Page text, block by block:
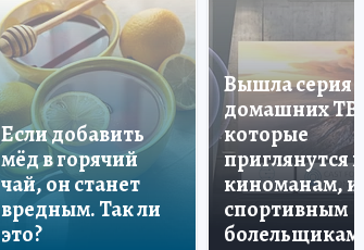
Если добавить
мёд в горячий
чай, он станет
вредным. Так ли
это?
Вышла серия
домашних ТВ,
которые
приглянутся и
киноманам, и
спортивным
болельщикам